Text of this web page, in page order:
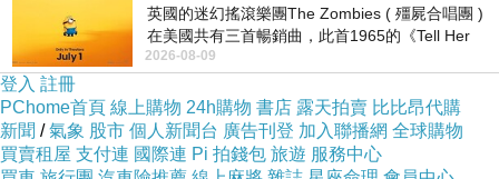
客訴處理
高端服務
氣氛互動
3.飲料調製員
英國的迷幻搖滾樂團The Zombies ( 殭屍合唱團 )
在美國共有三首暢銷曲，此首1965的《Tell Her
No》即為其中之一，在告示牌百大單曲
2026-08-09
登入 註冊
PChome首頁 線上購物 24h購物 書店 露天拍賣 比比昂代購
新聞 /氣象 股市 個人新聞台 廣告刊登 加入聯播網 全球購物
買賣租屋 支付連 國際連 Pi 拍錢包 旅遊 服務中心